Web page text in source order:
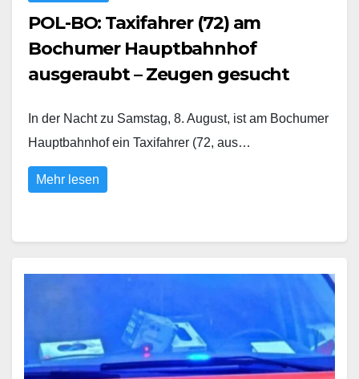
POL-BO: Taxifahrer (72) am
Bochumer Hauptbahnhof
ausgeraubt – Zeugen gesucht
In der Nacht zu Samstag, 8. August, ist am Bochumer
Hauptbahnhof ein Taxifahrer (72, aus…
Mehr lesen